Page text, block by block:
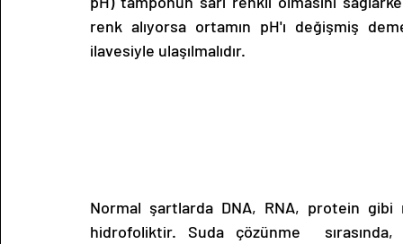
renk alıyorsa ortamın pH'ı değişmiş
ilavesiyle ulaşılmalıdır.
Normal şartlarda DNA, RNA, protein
hidrofoliktir. Suda çözünme